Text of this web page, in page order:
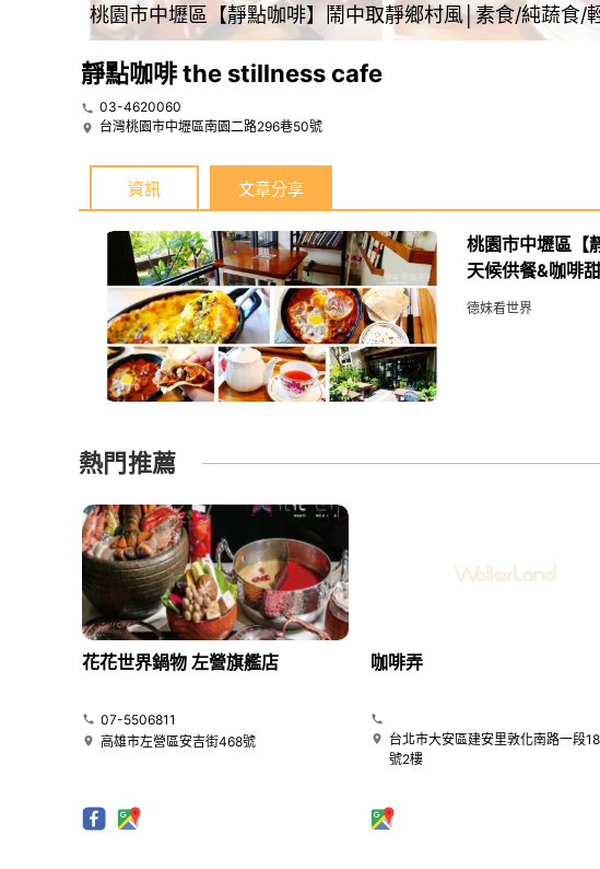
靜點咖啡 the stillness cafe
03-4620060
台灣桃園市中壢區南園二路296巷50號
資訊 文章分享
桃園市中壢區【
天候供餐&咖啡
德妹看世界
熱門推薦
花花世界鍋物 左營旗艦店
07-5506811
高雄市左營區安吉街468號
咖啡弄
台北市大安區建安里敦化南路一段
號2樓